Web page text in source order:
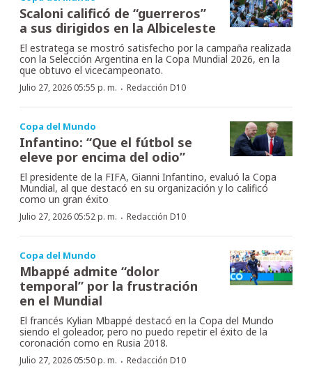
Scaloni calificó de “guerreros”
a sus dirigidos en la Albiceleste
El estratega se mostró satisfecho por la campaña realizada
con la Selección Argentina en la Copa Mundial 2026, en la
que obtuvo el vicecampeonato.
Julio 27, 2026 05:55 p. m. · Redacción D10
Copa del Mundo
Infantino: “Que el fútbol se
eleve por encima del odio”
El presidente de la FIFA, Gianni Infantino, evaluó la Copa
Mundial, al que destacó en su organización y lo calificó
como un gran éxito
Julio 27, 2026 05:52 p. m. · Redacción D10
Copa del Mundo
Mbappé admite “dolor
temporal” por la frustración
en el Mundial
El francés Kylian Mbappé destacó en la Copa del Mundo
siendo el goleador, pero no puedo repetir el éxito de la
coronación como en Rusia 2018.
Julio 27, 2026 05:50 p. m. · Redacción D10